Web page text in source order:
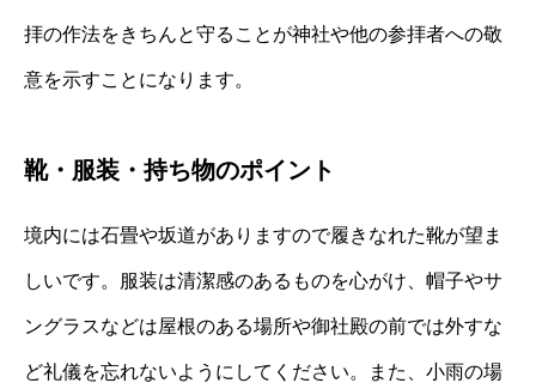
拝の作法をきちんと守ることが神社や他の参拝者への敬
意を示すことになります。
靴・服装・持ち物のポイント
境内には石畳や坂道がありますので履きなれた靴が望ま
しいです。服装は清潔感のあるものを心がけ、帽子やサ
ングラスなどは屋根のある場所や御社殿の前では外すな
ど礼儀を忘れないようにしてください。また、小雨の場